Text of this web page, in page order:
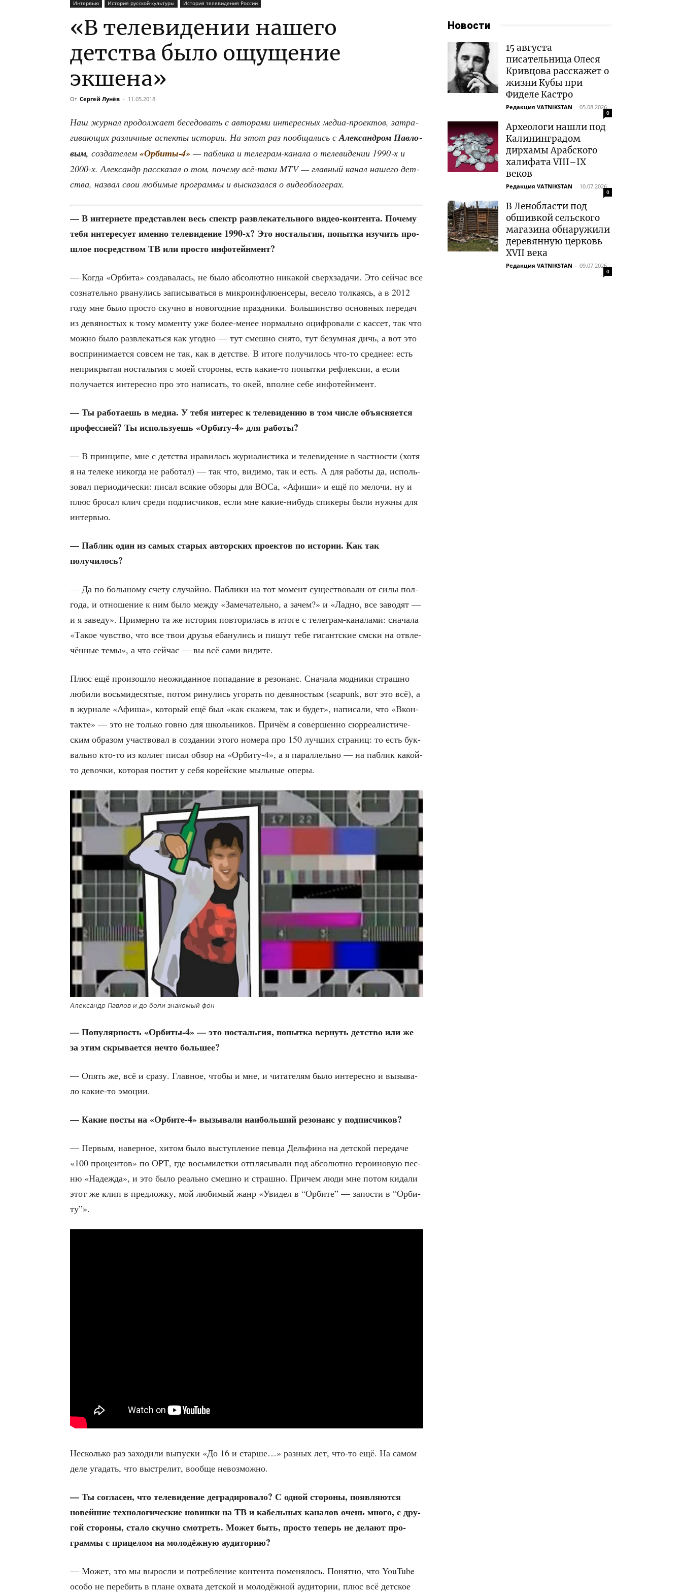
Интервью История русской культуры История телевидения России
«В телевидении нашего
детства было ощущение
экшена»
От Сергей Лунёв - 11.05.2018
Наш жур­нал про­дол­жа­ет бесе­до­вать с авто­ра­ми инте­рес­ных медиа-про­ек­тов, затра­
ги­ва­ю­щих раз­лич­ные аспек­ты исто­рии. На этот раз пооб­ща­лись с Алек­сан­дром Пав­ло­
вым, созда­те­лем «Орбиты‑4» — паб­ли­ка и теле­грам-кана­ла о теле­ви­де­нии 1990‑х и
2000‑х. Алек­сандр рас­ска­зал о том, поче­му всё-таки MTV — глав­ный канал наше­го дет­
ства, назвал свои люби­мые про­грам­мы и выска­зал­ся о видеоблогерах.
— В интер­не­те пред­став­лен весь спектр раз­вле­ка­тель­но­го видео-кон­тен­та. Поче­му
тебя инте­ре­су­ет имен­но теле­ви­де­ние 1990‑х? Это носталь­гия, попыт­ка изу­чить про­
шлое посред­ством ТВ или про­сто инфотейнмент?
— Когда «Орби­та» созда­ва­лась, не было абсо­лют­но ника­кой сверх­за­да­чи. Это сей­час все
созна­тель­но рва­ну­лись запи­сы­вать­ся в мик­ро­ин­флю­ен­се­ры, весе­ло тол­ка­ясь, а в 2012
году мне было про­сто скуч­но в ново­год­ние празд­ни­ки. Боль­шин­ство основ­ных пере­дач
из девя­но­стых к тому момен­ту уже более-менее нор­маль­но оциф­ро­ва­ли с кас­сет, так что
мож­но было раз­вле­кать­ся как угод­но — тут смеш­но сня­то, тут безум­ная дичь, а вот это
вос­при­ни­ма­ет­ся совсем не так, как в дет­стве. В ито­ге полу­чи­лось что-то сред­нее: есть
непри­кры­тая носталь­гия с моей сто­ро­ны, есть какие-то попыт­ки рефлек­сии, а если
полу­ча­ет­ся инте­рес­но про это напи­сать, то окей, вполне себе инфотейнмент.
— Ты рабо­та­ешь в медиа. У тебя инте­рес к теле­ви­де­нию в том чис­ле объ­яс­ня­ет­ся
про­фес­си­ей? Ты исполь­зу­ешь «Орбиту‑4» для работы?
— В прин­ци­пе, мне с дет­ства нра­ви­лась жур­на­ли­сти­ка и теле­ви­де­ние в част­но­сти (хотя
я на теле­ке нико­гда не рабо­тал) — так что, види­мо, так и есть. А для рабо­ты да, исполь­
зо­вал пери­о­ди­че­ски: писал вся­кие обзо­ры для ВОСа, «Афи­ши» и ещё по мело­чи, ну и
плюс бро­сал клич сре­ди под­пис­чи­ков, если мне какие-нибудь спи­ке­ры были нуж­ны для
интервью.
— Паб­лик один из самых ста­рых автор­ских про­ек­тов по исто­рии. Как так
получилось?
— Да по боль­шо­му сче­ту слу­чай­но. Паб­ли­ки на тот момент суще­ство­ва­ли от силы пол­
го­да, и отно­ше­ние к ним было меж­ду «Заме­ча­тель­но, а зачем?» и «Лад­но, все заво­дят —
и я заве­ду». При­мер­но та же исто­рия повто­ри­лась в ито­ге с теле­грам-кана­ла­ми: сна­ча­ла
«Такое чув­ство, что все твои дру­зья еба­ну­лись и пишут тебе гигант­ские смски на отвле­
чён­ные темы», а что сей­час — вы всё сами видите.
Плюс ещё про­изо­шло неожи­дан­ное попа­да­ние в резо­нанс. Сна­ча­ла мод­ни­ки страш­но
люби­ли вось­ми­де­ся­тые, потом рину­лись уго­рать по девя­но­стым (seapunk, вот это всё), а
в жур­на­ле «Афи­ша», кото­рый ещё был «как ска­жем, так и будет», напи­са­ли, что «Вкон­
так­те» — это не толь­ко гов­но для школь­ни­ков. При­чём я совер­шен­но сюр­ре­а­ли­сти­че­
ским обра­зом участ­во­вал в созда­нии это­го номе­ра про 150 луч­ших стра­ниц: то есть бук­
валь­но кто-то из кол­лег писал обзор на «Орбиту‑4», а я парал­лель­но — на паб­лик какой-
то девоч­ки, кото­рая постит у себя корей­ские мыль­ные оперы.
Алек­сандр Пав­лов и до боли зна­ко­мый фон
— Попу­ляр­ность «Орбиты‑4» — это носталь­гия, попыт­ка вер­нуть дет­ство или же
за этим скры­ва­ет­ся нечто большее?
— Опять же, всё и сра­зу. Глав­ное, что­бы и мне, и чита­те­лям было инте­рес­но и вызы­ва­
ло какие-то эмоции.
— Какие посты на «Орбите‑4» вызы­ва­ли наи­боль­ший резо­нанс у подписчиков?
— Пер­вым, навер­ное, хитом было выступ­ле­ние пев­ца Дель­фи­на на дет­ской пере­да­че
«100 про­цен­тов» по ОРТ, где вось­ми­лет­ки отпля­сы­ва­ли под абсо­лют­но геро­и­но­вую пес­
ню «Надеж­да», и это было реаль­но смеш­но и страш­но. При­чем люди мне потом кида­ли
этот же клип в пред­лож­ку, мой люби­мый жанр «Уви­дел в “Орби­те” — запо­сти в “Орби­
ту”».
Несколь­ко раз захо­ди­ли выпус­ки «До 16 и стар­ше…» раз­ных лет, что-то ещё. На самом
деле уга­дать, что выстре­лит, вооб­ще невозможно.
— Ты согла­сен, что теле­ви­де­ние дегра­ди­ро­ва­ло? С одной сто­ро­ны, появ­ля­ют­ся
новей­шие тех­но­ло­ги­че­ские новин­ки на ТВ и кабель­ных кана­лов очень мно­го, с дру­
гой сто­ро­ны, ста­ло скуч­но смот­реть. Может быть, про­сто теперь не дела­ют про­
грам­мы с при­це­лом на моло­дёж­ную аудиторию?
— Может, это мы вырос­ли и потреб­ле­ние кон­тен­та поме­ня­лось. Понят­но, что YouTube
осо­бо не пере­бить в плане охва­та дет­ской и моло­дёж­ной ауди­то­рии, плюс всё дет­ское
Новости
15 августа
писательница Олеся
Кривцова расскажет о
жизни Кубы при
Фиделе Кастро
Редакция VATNIKSTAN - 05.08.2026
0
Археологи нашли под
Калининградом
дирхамы Арабского
халифата VIII–IX
веков
Редакция VATNIKSTAN - 10.07.2026
0
В Ленобласти под
обшивкой сельского
магазина обнаружили
деревянную церковь
XVII века
Редакция VATNIKSTAN - 09.07.2026
0